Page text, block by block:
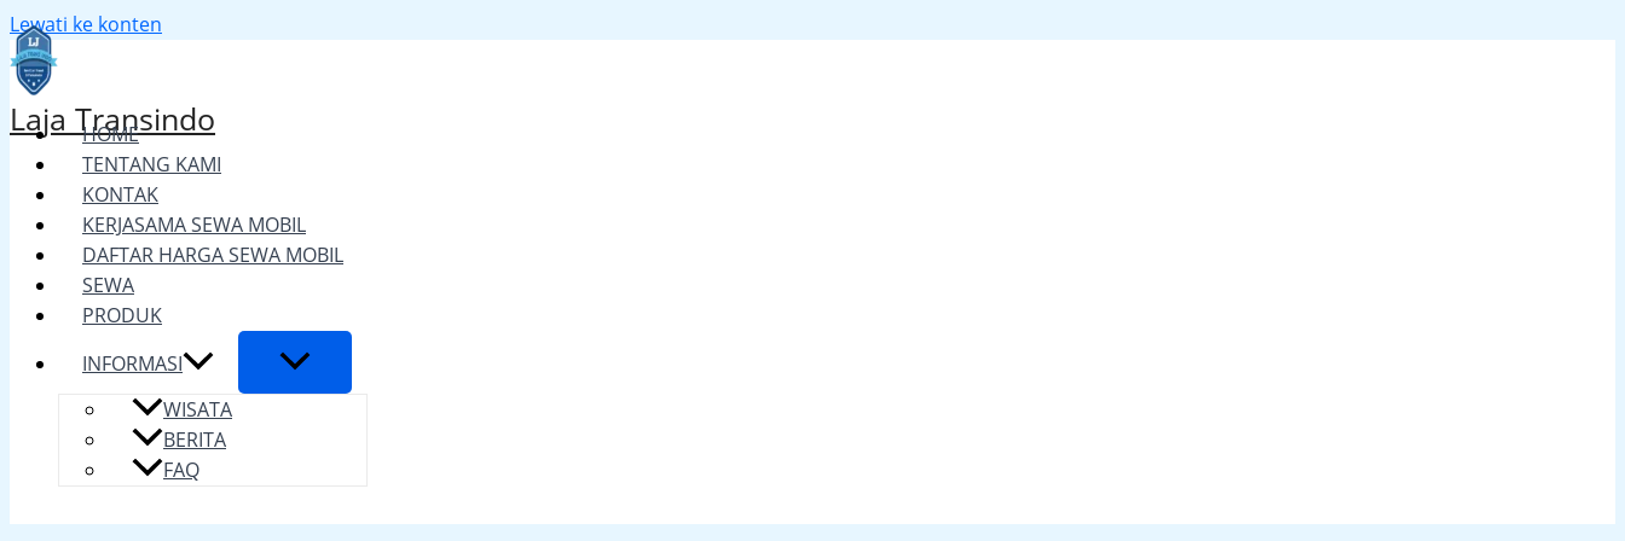
Lewati ke konten
Laja Transindo
HOME
TENTANG KAMI
KONTAK
KERJASAMA SEWA MOBIL
DAFTAR HARGA SEWA MOBIL
SEWA
PRODUK
INFORMASI
WISATA
BERITA
FAQ